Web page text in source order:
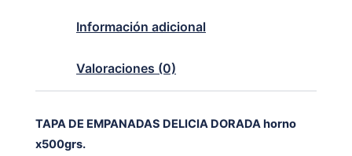
Información adicional
Valoraciones (0)
TAPA DE EMPANADAS DELICIA DORADA horno
x500grs.